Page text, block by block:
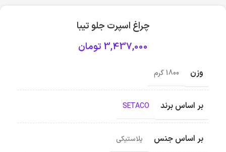
چراغ اسپرت جلو تیبا
3,437,000 تومان
وزن 1800 گرم
بر اساس برند SETACO
بر اساس جنس پلاستیکی